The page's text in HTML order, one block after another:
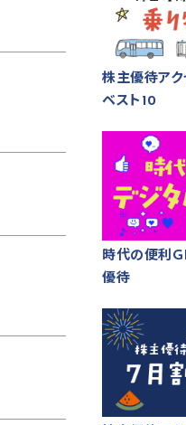
株主優待ア
ベスト10
時代の便利
優待